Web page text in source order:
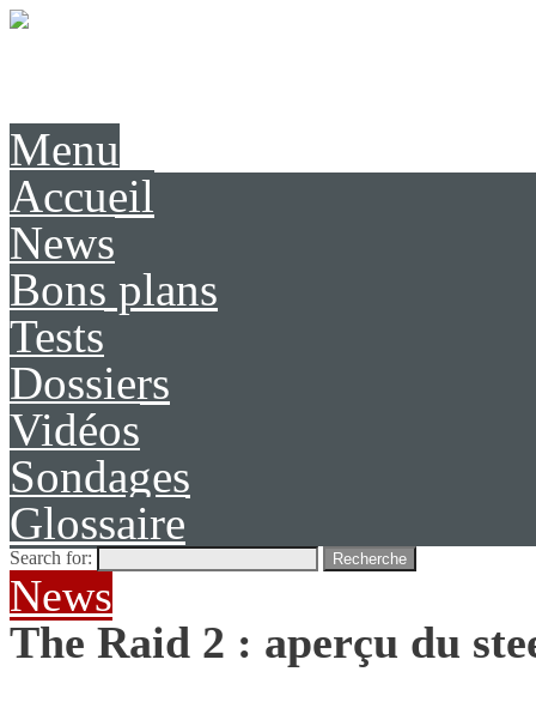
Menu
Accueil
News
Bons plans
Tests
Dossiers
Vidéos
Sondages
Glossaire
Search for: Recherche
News
The Raid 2 : aperçu du